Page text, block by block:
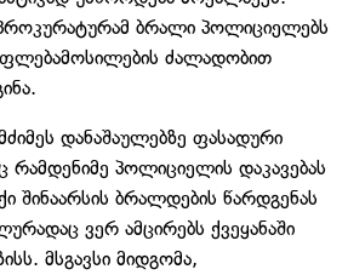
ბრალი პოლიციელებს
ძალადობით
დანაშაულებზე ფასადური
პოლიციელის დაკავებას
შინაარსის ბრალდების წარდგენას
ვერ ამცირებს ქვეყანაში
მსგავსი მიდგომა,